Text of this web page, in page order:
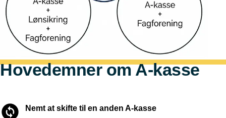
Hovedemner om A-kasse
Nemt at skifte til en anden A-kasse